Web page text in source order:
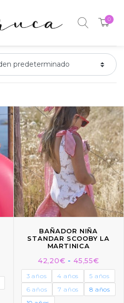
0
BAÑADOR NIÑA
STANDAR SCOOBY LA
MARTINICA
42,20€ - 45,55€
3 años 4 años
5 años
6 años
7 años
8 años